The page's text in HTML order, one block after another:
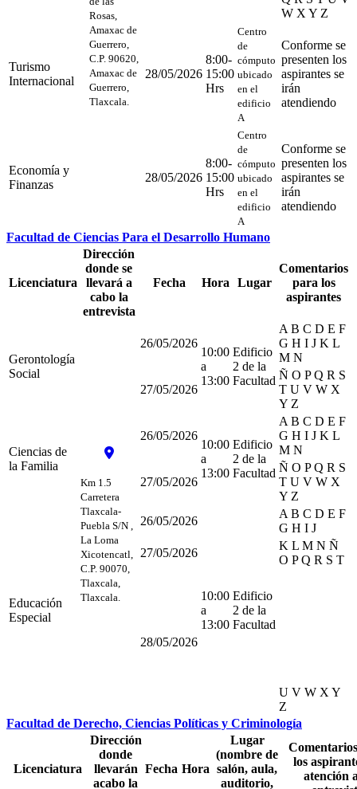
Rosas,
Amaxac de
Guerrero,
C.P. 90620,
Amaxac de
Guerrero,
Tlaxcala.
W X Y Z
Turismo
Internacional
28/05/2026
8:00-
15:00
Hrs
Centro
de
cómputo
ubicado
en el
edificio
A
Conforme se
presenten los
aspirantes se
irán
atendiendo
Economía y
Finanzas
28/05/2026
8:00-
15:00
Hrs
Centro
de
cómputo
ubicado
en el
edificio
A
Conforme se
presenten los
aspirantes se
irán
atendiendo
Facultad de Ciencias Para el Desarrollo Humano
Licenciatura
Dirección
donde se
llevará a
cabo la
entrevista
Fecha Hora Lugar
Comentarios
para los
aspirantes
Gerontología
Social
Km 1.5
Carretera
Tlaxcala-
Puebla S/N ,
La Loma
Xicotencatl,
C.P. 90070,
Tlaxcala,
Tlaxcala.
26/05/2026
10:00
a
13:00
Edificio
2 de la
Facultad
A B C D E F
G H I J K L
M N
27/05/2026
Ñ O P Q R S
T U V W X
Y Z
Ciencias de
la Familia
26/05/2026
10:00
a
13:00
Edificio
2 de la
Facultad
A B C D E F
G H I J K L
M N
27/05/2026
Ñ O P Q R S
T U V W X
Y Z
Educación
Especial
26/05/2026
10:00
a
13:00
Edificio
2 de la
Facultad
A B C D E F
G H I J
27/05/2026
K L M N Ñ
O P Q R S T
28/05/2026
U V W X Y
Z
Facultad de Derecho, Ciencias Políticas y Criminología
Licenciatura
Dirección
donde
llevarán
acabo la
Fecha Hora
Lugar
(nombre de
salón, aula,
auditorio,
los
atención